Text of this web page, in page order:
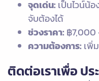
จุดเด่น: เป็นไวน์น้
จับต้องได้
ช่วงราคา: ฿7,000
ความต้องการ: เพิ่
ติดต่อเราเพื่อ ป